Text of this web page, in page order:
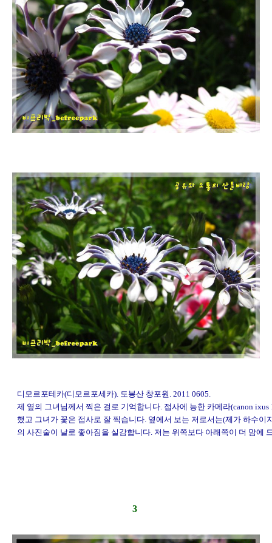
디모르포테카(디모르포세카). 도봉산 창포원. 2011 0605.
제 옆의 그녀님께서 찍은 걸로 기억합니다. 접사에 능한 카메라(canon ixus
했고 그녀가 꽃은 접사로 잘 찍습니다. 옆에서 보는 저로서는(제가 하수이
의 사진술이 날로 좋아짐을 실감합니다. 저는 위쪽보다 아래쪽이 더 맘에
3